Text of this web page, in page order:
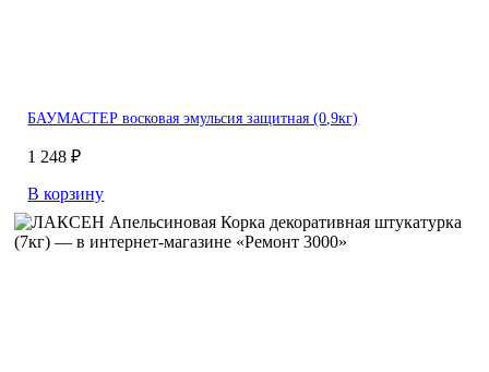
БАУМАСТЕР восковая эмульсия защитная (0,9кг)
1 248 ₽
В корзину